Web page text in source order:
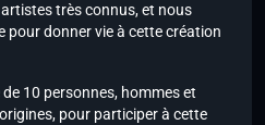
très connus, et nous
pour donner vie à cette création
10 personnes, hommes et
pour participer à cette